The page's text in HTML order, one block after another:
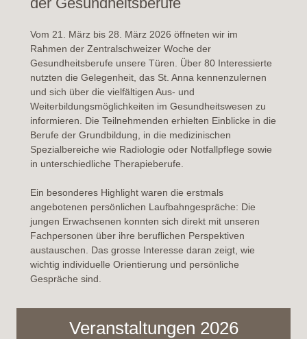
Vom 21. März bis 28. März 2026 öffneten wir im
Rahmen der Zentralschweizer Woche der
Gesundheitsberufe unsere Türen. Über 80 Interessierte
nutzten die Gelegenheit, das St. Anna kennenzulernen
und sich über die vielfältigen Aus- und
Weiterbildungsmöglichkeiten im Gesundheitswesen zu
informieren. Die Teilnehmenden erhielten Einblicke in die
Berufe der Grundbildung, in die medizinischen
Spezialbereiche wie Radiologie oder Notfallpflege sowie
in unterschiedliche Therapieberufe.
Ein besonderes Highlight waren die erstmals
angebotenen persönlichen Laufbahngespräche: Die
jungen Erwachsenen konnten sich direkt mit unseren
Fachpersonen über ihre beruflichen Perspektiven
austauschen. Das grosse Interesse daran zeigt, wie
wichtig individuelle Orientierung und persönliche
Gespräche sind.
Veranstaltungen 2026